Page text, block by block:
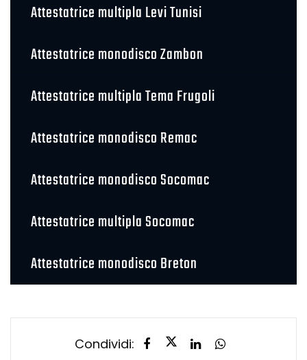
Attestatrice multipla Levi Tunisi
Attestatrice monodisco Zambon
Attestatrice multipla Tema Frugoli
Attestatrice monodisco Remac
Attestatrice monodisco Socomac
Attestatrice multipla Socomac
Attestatrice monodisco Breton
Condividi: